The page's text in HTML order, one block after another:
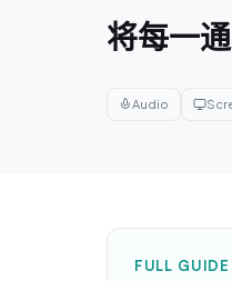
将每一
Audio
FULL GUIDE